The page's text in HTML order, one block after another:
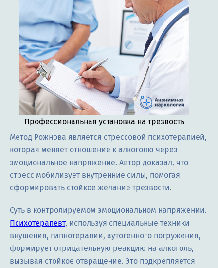
Профессиональная установка на трезвость
Метод Рожнова является стрессовой психотерапией,
которая меняет отношение к алкоголю через
эмоциональное напряжение. Автор доказал, что
стресс мобилизует внутренние силы, помогая
сформировать стойкое желание трезвости.
Суть в контролируемом эмоциональном напряжении.
Психотерапевт, используя специальные техники
внушения, гипнотерапии, аутогенного погружения,
формирует отрицательную реакцию на алкоголь,
вызывая стойкое отвращение. Это подкрепляется